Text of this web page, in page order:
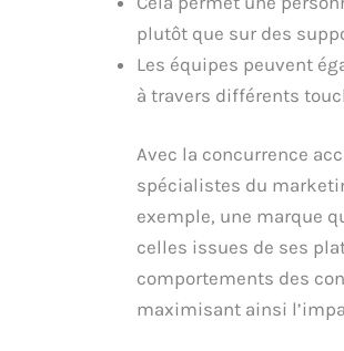
plutôt que sur des
Les équipes peuvent
à travers différents
Avec la concurrence
spécialistes du
exemple, une marque
celles issues de ses
comportements des
maximisant ainsi